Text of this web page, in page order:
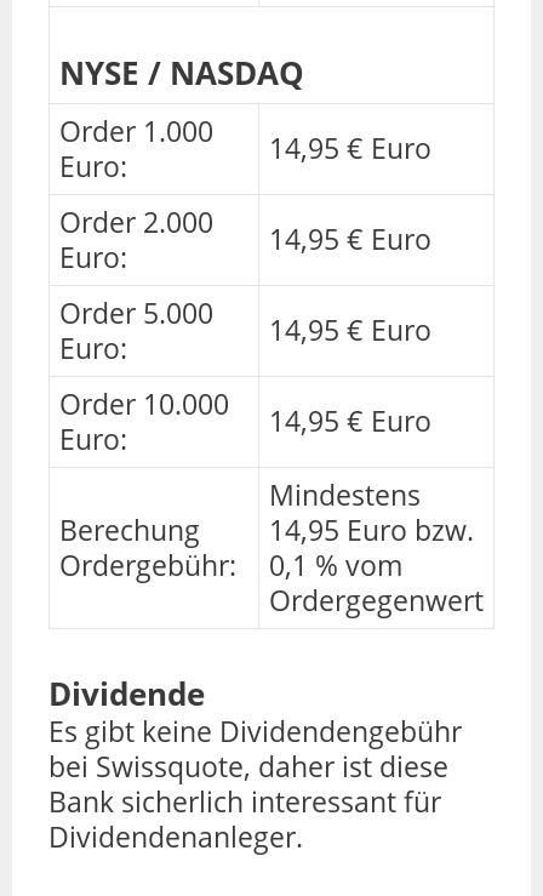
NYSE / NASDAQ
Order 1.000
Euro:
14,95 € Euro
Order 2.000
Euro:
14,95 € Euro
Order 5.000
Euro:
14,95 € Euro
Order 10.000
Euro:
14,95 € Euro
Berechung
Ordergebühr:
Mindestens
14,95 Euro bzw.
0,1 % vom
Ordergegenwert
Dividende
Es gibt keine Dividendengebühr
bei Swissquote, daher ist diese
Bank sicherlich interessant für
Dividendenanleger.